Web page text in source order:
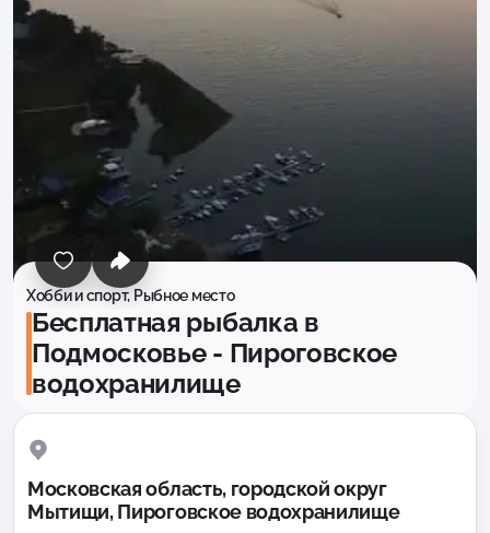
Хобби и спорт, Рыбное место
Бесплатная рыбалка в
Подмосковье - Пироговское
водохранилище
Московская область, городской округ
Мытищи, Пироговское водохранилище